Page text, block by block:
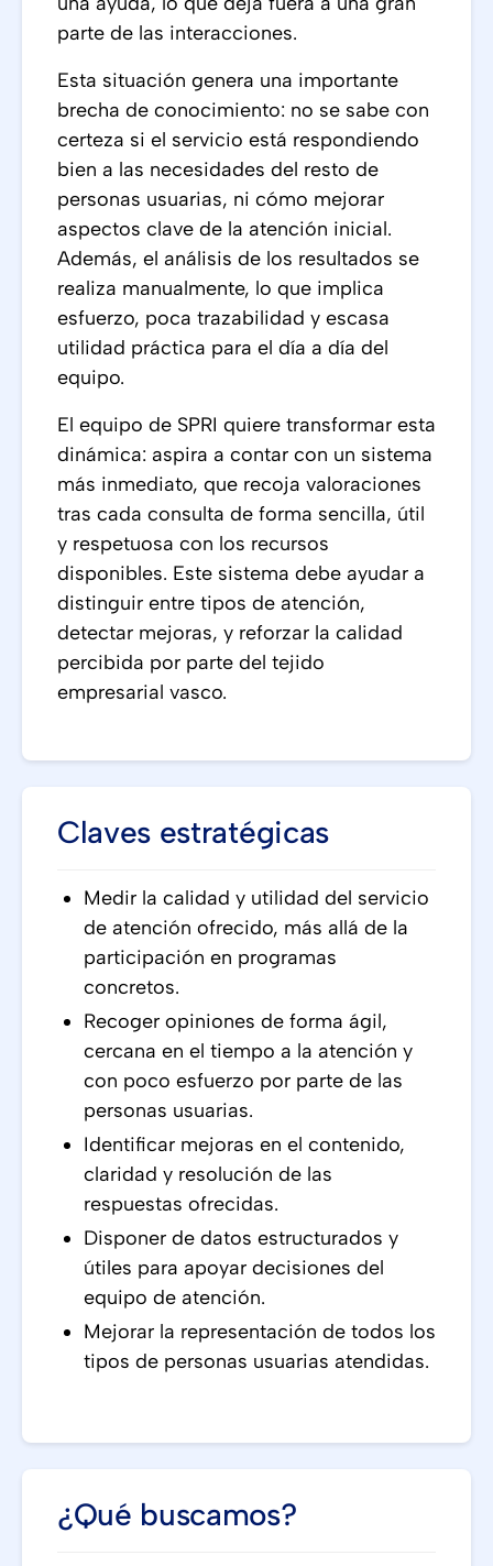
parte de las interacciones.
Esta situación genera una importante
brecha de conocimiento: no se sabe con
certeza si el servicio está respondiendo
bien a las necesidades del resto de
personas usuarias, ni cómo mejorar
aspectos clave de la atención inicial.
Además, el análisis de los resultados se
realiza manualmente, lo que implica
esfuerzo, poca trazabilidad y escasa
utilidad práctica para el día a día del
equipo.
El equipo de SPRI quiere transformar esta
dinámica: aspira a contar con un sistema
más inmediato, que recoja valoraciones
tras cada consulta de forma sencilla, útil
y respetuosa con los recursos
disponibles. Este sistema debe ayudar a
distinguir entre tipos de atención,
detectar mejoras, y reforzar la calidad
percibida por parte del tejido
empresarial vasco.
Claves estratégicas
Medir la calidad y utilidad del servicio
de atención ofrecido, más allá de la
participación en programas
concretos.
Recoger opiniones de forma ágil,
cercana en el tiempo a la atención y
con poco esfuerzo por parte de las
personas usuarias.
Identificar mejoras en el contenido,
claridad y resolución de las
respuestas ofrecidas.
Disponer de datos estructurados y
útiles para apoyar decisiones del
equipo de atención.
Mejorar la representación de todos los
tipos de personas usuarias atendidas.
¿Qué buscamos?